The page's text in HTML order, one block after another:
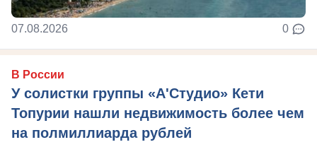
07.08.2026 0
В России
У солистки группы «А'Студио» Кети
Топурии нашли недвижимость более чем
на полмиллиарда рублей